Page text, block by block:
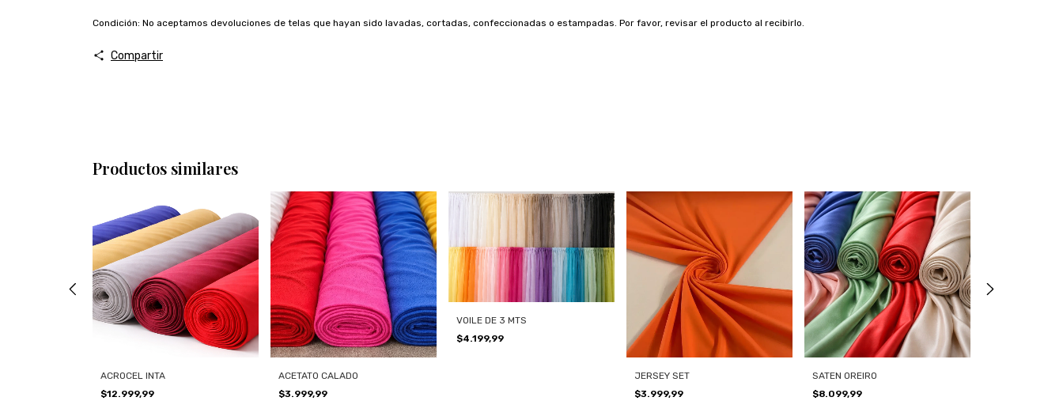
Condición: No aceptamos devoluciones de telas que hayan sido lavadas, cortadas, confeccionadas o estampadas. Por favor, revisar el producto al recibirlo.
Compartir
Productos similares
ACROCEL INTA
$12.999,99
ACETATO CALADO
$3.999,99
VOILE DE 3 MTS
$4.199,99
JERSEY SET
$3.999,99
SATEN OREIRO
$8.099,99